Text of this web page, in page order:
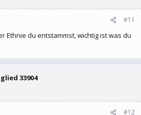
#11
Ethnie du entstammst, wichtig ist was du
33904
#12